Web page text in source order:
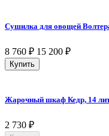
Сушилка для овощей
8 760 ₽ 15 200 ₽
Купить
Жарочный шкаф Кедр, 14
2 730 ₽